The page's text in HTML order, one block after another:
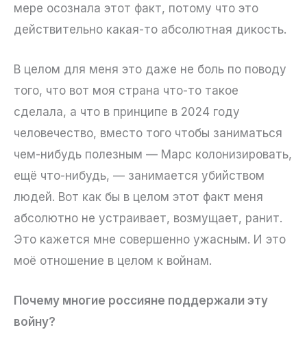
мере осознала этот факт, потому что это
действительно какая-то абсолютная дикость.
В целом для меня это даже не боль по поводу
того, что вот моя страна что-то такое
сделала, а что в принципе в 2024 году
человечество, вместо того чтобы заниматься
чем-нибудь полезным — Марс колонизировать,
ещё что-нибудь, — занимается убийством
людей. Вот как бы в целом этот факт меня
абсолютно не устраивает, возмущает, ранит.
Это кажется мне совершенно ужасным. И это
моё отношение в целом к войнам.
Почему многие россияне поддержали эту
войну?